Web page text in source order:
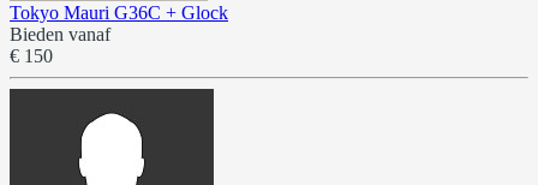
Tokyo Mauri G36C + Glock
Bieden vanaf
€ 150